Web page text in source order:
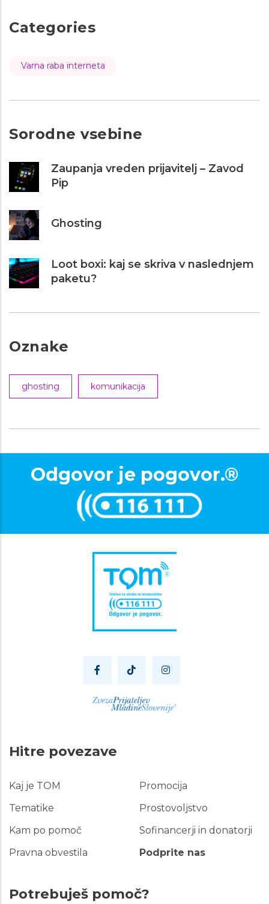
Categories
Varna raba interneta
Sorodne vsebine
Zaupanja vreden prijavitelj – Zavod
Pip
Ghosting
Loot boxi: kaj se skriva v naslednjem
paketu?
Oznake
ghosting komunikacija
Odgovor je pogovor.®
Hitre povezave
Hitre
povezave
Kaj je TOM
Tematike
Kam po pomoč
Pravna obvestila
Promocija
Prostovoljstvo
Sofinancerji in donatorji
Podprite nas
Potrebuješ pomoč?